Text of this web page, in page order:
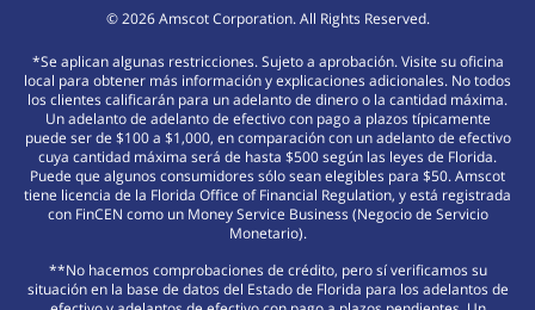
©2026Amscot Corporation. All Rights Reserved.
*Se aplican algunas restricciones. Sujeto a aprobación. Visite su oficina
local para obtener más información y explicaciones adicionales. No todos
los clientes calificarán para un adelanto de dinero o la cantidad máxima.
Un adelanto de adelanto de efectivo con pago a plazos típicamente
puede ser de $100 a $1,000, en comparación con un adelanto de efectivo
cuya cantidad máxima será de hasta $500 según las leyes de Florida.
Puede que algunos consumidores sólo sean elegibles para $50. Amscot
tiene licencia de la Florida Office of Financial Regulation, y está registrada
con FinCEN como un Money Service Business (Negocio de Servicio
Monetario).
**No hacemos comprobaciones de crédito, pero sí verificamos su
situación en la base de datos del Estado de Florida para los adelantos de